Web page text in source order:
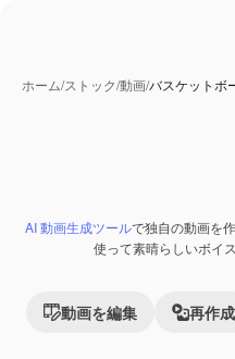
ホーム/ストック/動画/バスケットボ
AI 動画生成ツールで独自の動画を
使って素晴らしいボイ
動画を編集 再作成